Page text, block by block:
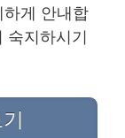
게 안내합
숙지하시기